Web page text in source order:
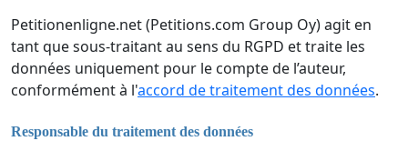
Petitionenligne.net (Petitions.com Group Oy) agit en
tant que sous-traitant au sens du RGPD et traite les
données uniquement pour le compte de l’auteur,
conformément à l'accord de traitement des données.
Responsable du traitement des données